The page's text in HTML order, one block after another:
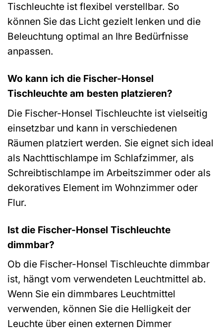
Tischleuchte ist flexibel verstellbar. So
können Sie das Licht gezielt lenken und die
Beleuchtung optimal an Ihre Bedürfnisse
anpassen.
Wo kann ich die Fischer-Honsel
Tischleuchte am besten platzieren?
Die Fischer-Honsel Tischleuchte ist vielseitig
einsetzbar und kann in verschiedenen
Räumen platziert werden. Sie eignet sich ideal
als Nachttischlampe im Schlafzimmer, als
Schreibtischlampe im Arbeitszimmer oder als
dekoratives Element im Wohnzimmer oder
Flur.
Ist die Fischer-Honsel Tischleuchte
dimmbar?
Ob die Fischer-Honsel Tischleuchte dimmbar
ist, hängt vom verwendeten Leuchtmittel ab.
Wenn Sie ein dimmbares Leuchtmittel
verwenden, können Sie die Helligkeit der
Leuchte über einen externen Dimmer